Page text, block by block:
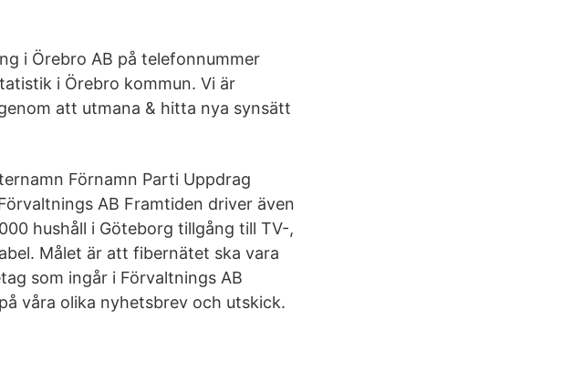
i Örebro AB på telefonnummer
i Örebro kommun. Vi är
att utmana & hitta nya synsätt
Förnamn Parti Uppdrag
AB Framtiden driver även
hushåll i Göteborg tillgång till TV-,
Målet är att fibernätet ska vara
som ingår i Förvaltnings AB
våra olika nyhetsbrev och utskick.